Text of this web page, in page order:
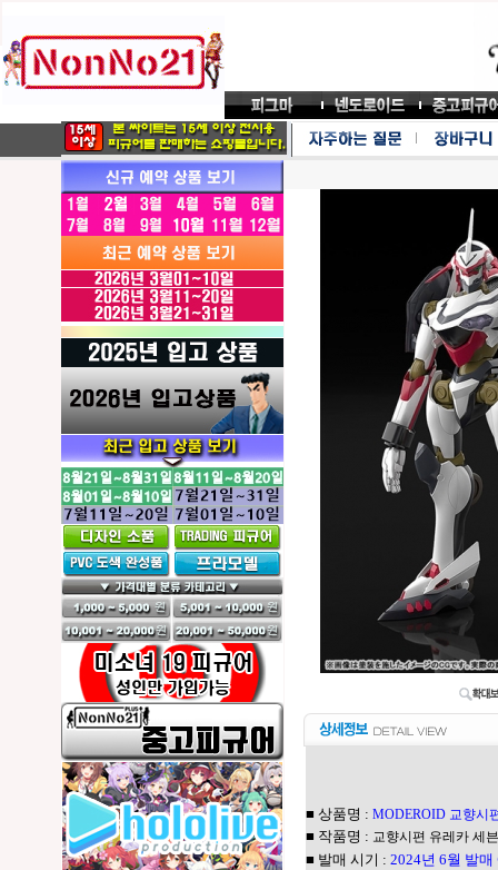
■ 상품명 : MODEROID 교향시
■ 작품명 : 교향시편 유레카 세븐
■ 발매 시기 : 2024년 6월 발